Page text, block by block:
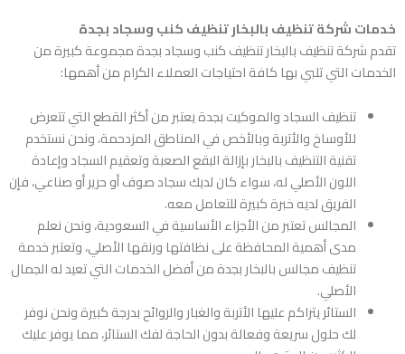
خدمات شركة تنظيف بالبخار تنظيف كنب وسجاد بجدة
تقدمشركة تنظيف بالبخار تنظيف كنب وسجاد بجدةمجموعة كبيرة من
الخدمات التي تلبي بها كافة احتياجات العملاء الكرام من أهمها:
تنظيف السجاد والموكيت بجدة يعتبر من أكثر القطع التي تتعرض
للأوساخ والأتربة وبالأخص في المناطق المزدحمة، ونحن نستخدم
تقنية التنظيف بالبخار بإزالة البقع الصعبة وتعقيم السجاد وإعادة
اللون الأصلي له، سواء كان لديك سجاد صوف أو حرير أو صناعي، فإن
الفريق لديه خبرة كبيرة للتعامل معه.
المجالس تعتبر من الأجزاء الأساسية في السعودية، ونحن نعلم
مدى أهمية المحافظة على نظافتها ورنقها الأصلي، وتعتبر خدمة
تنظيف مجالس بالبخار بجدة من أفضل الخدمات التي تعيد له الجمال
الأصلي.
الستائر يتراكم عليها الأتربة والغبار والروائح بدرجة كبيرة ونحن نوفر
لك حلول سريعة وفعالة بدون الحاجة لفك الستائر، مما يوفر عليك